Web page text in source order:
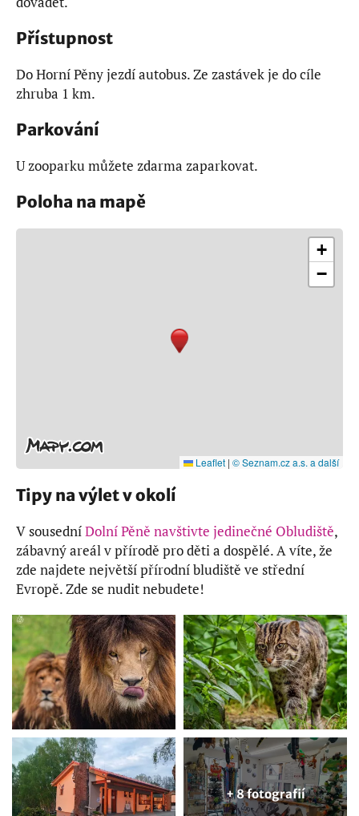
Přístupnost
Do Horní Pěny jezdí autobus. Ze zastávek je do cíle
zhruba 1 km.
Parkování
U zooparku můžete zdarma zaparkovat.
Poloha na mapě
+
−
Leaflet | © Seznam.cz a.s. a další
Tipy na výlet v okolí
V sousedníDolní Pěně navštivte jedinečné Obludiště,
zábavný areál v přírodě pro děti a dospělé. A víte, že
zde najdete největší přírodní bludiště ve střední
Evropě. Zde se nudit nebudete!
+ 8 fotografií